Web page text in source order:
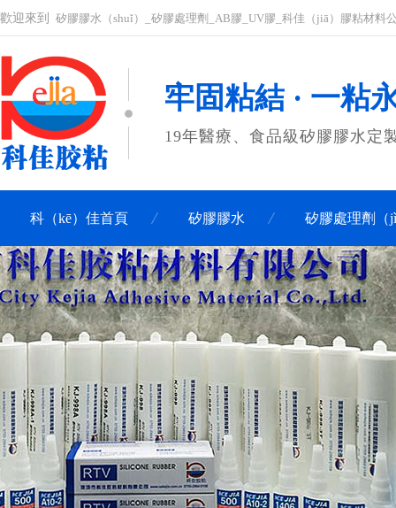
歡迎來到 矽膠膠水（shuǐ）_矽膠處理劑_AB膠_UV膠_科佳（jiā）膠粘材料
牢固粘結 · 一粘
19年醫療、食品級矽膠膠水定
科（kē）佳首頁 矽膠膠水 矽膠處理劑（
聯係科佳